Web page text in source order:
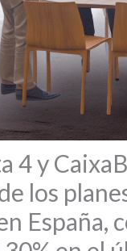
4 y
los
España,